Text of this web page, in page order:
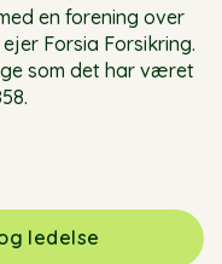
en forening over
Forsia Forsikring.
som det har været
ledelse